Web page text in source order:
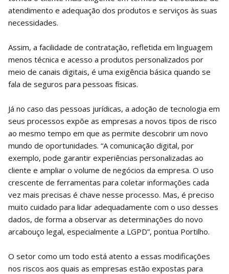
atendimento e adequação dos produtos e serviços às suas
necessidades.
Assim, a facilidade de contratação, refletida em linguagem
menos técnica e acesso a produtos personalizados por
meio de canais digitais, é uma exigência básica quando se
fala de seguros para pessoas físicas.
Já no caso das pessoas jurídicas, a adoção de tecnologia em
seus processos expõe as empresas a novos tipos de risco
ao mesmo tempo em que as permite descobrir um novo
mundo de oportunidades. “A comunicação digital, por
exemplo, pode garantir experiências personalizadas ao
cliente e ampliar o volume de negócios da empresa. O uso
crescente de ferramentas para coletar informações cada
vez mais precisas é chave nesse processo. Mas, é preciso
muito cuidado para lidar adequadamente com o uso desses
dados, de forma a observar as determinações do novo
arcabouço legal, especialmente a LGPD”, pontua Portilho.
O setor como um todo está atento a essas modificações
nos riscos aos quais as empresas estão expostas para